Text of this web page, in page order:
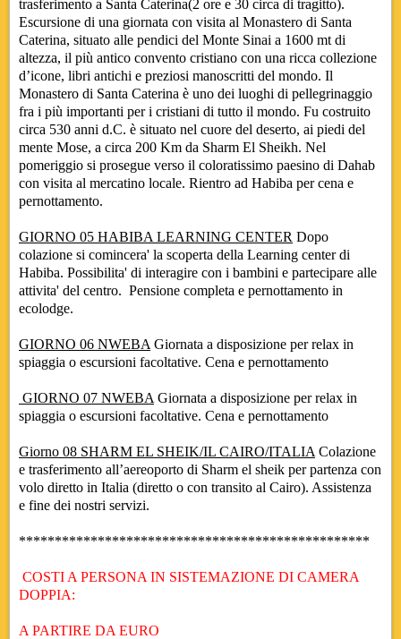
trasferimento a Santa Caterina(2 ore e 30 circa di tragitto).
Escursione di una giornata con visita al Monastero di Santa
Caterina, situato alle pendici del Monte Sinai a 1600 mt di
altezza, il più antico convento cristiano con una ricca collezione
d’icone, libri antichi e preziosi manoscritti del mondo. Il
Monastero di Santa Caterina è uno dei luoghi di pellegrinaggio
fra i più importanti per i cristiani di tutto il mondo. Fu costruito
circa 530 anni d.C. è situato nel cuore del deserto, ai piedi del
mente Mose, a circa 200 Km da Sharm El Sheikh. Nel
pomeriggio si prosegue verso il coloratissimo paesino di Dahab
con visita al mercatino locale. Rientro ad Habiba per cena e
pernottamento.
GIORNO 05 HABIBA LEARNING CENTER Dopo
colazione si comincera' la scoperta della Learning center di
Habiba. Possibilita' di interagire con i bambini e partecipare alle
attivita' del centro. Pensione completa e pernottamento in
ecolodge.
GIORNO 06 NWEBA Giornata a disposizione per relax in
spiaggia o escursioni facoltative. Cena e pernottamento
GIORNO 07 NWEBA Giornata a disposizione per relax in
spiaggia o escursioni facoltative. Cena e pernottamento
Giorno 08 SHARM EL SHEIK/IL CAIRO/ITALIA Colazione
e trasferimento all’aereoporto di Sharm el sheik per partenza con
volo diretto in Italia (diretto o con transito al Cairo). Assistenza
e fine dei nostri servizi.
*************************************************
COSTI A PERSONA IN SISTEMAZIONE DI CAMERA
DOPPIA:
A PARTIRE DA EURO